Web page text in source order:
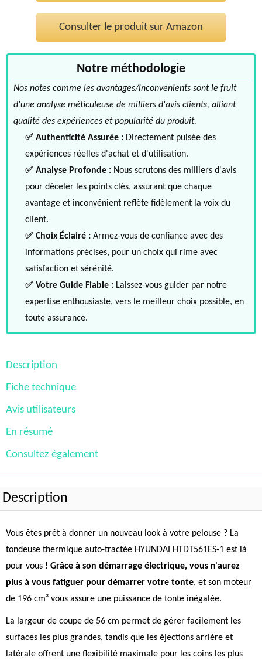
Consulter le produit sur Amazon
Notre méthodologie
Nos notes comme les avantages/inconvenients sont le fruit
d'une analyse méticuleuse de milliers d'avis clients, alliant
qualité des expériences et popularité du produit.
✅ Authenticité Assurée : Directement puisée des
expériences réelles d'achat et d'utilisation.
✅ Analyse Profonde : Nous scrutons des milliers d'avis
pour déceler les points clés, assurant que chaque
avantage et inconvénient reflète fidèlement la voix du
client.
✅ Choix Éclairé : Armez-vous de confiance avec des
informations précises, pour un choix qui rime avec
satisfaction et sérénité.
✅ Votre Guide Fiable : Laissez-vous guider par notre
expertise enthousiaste, vers le meilleur choix possible, en
toute assurance.
Description
Fiche technique
Avis utilisateurs
En résumé
Consultez également
Description
Vous êtes prêt à donner un nouveau look à votre pelouse ? La
tondeuse thermique auto-tractée HYUNDAI HTDT561ES-1 est là
pour vous ! Grâce à son démarrage électrique, vous n'aurez
plus à vous fatiguer pour démarrer votre tonte, et son moteur
de 196 cm³ vous assure une puissance de tonte inégalée.
La largeur de coupe de 56 cm permet de gérer facilement les
surfaces les plus grandes, tandis que les éjections arrière et
latérale offrent une flexibilité maximale pour les coins les plus